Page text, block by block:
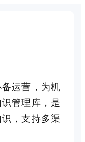
运营，为机
管理库，是
，支持多渠